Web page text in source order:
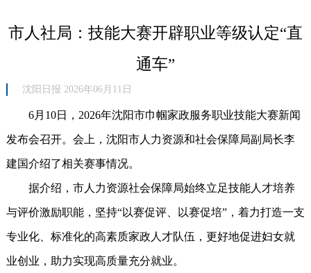
市人社局：技能大赛开辟职业等级认定“直
通车”
沈阳日报 2026年06月11日
6月10日，2026年沈阳市巾帼家政服务职业技能大赛新闻
发布会召开。会上，沈阳市人力资源和社会保障局副局长李
建国介绍了相关赛事情况。
据介绍，市人力资源社会保障局始终立足技能人才培养
与评价激励职能，坚持“以赛促评、以赛促培”，着力打造一支
专业化、标准化的高素质家政人才队伍，更好地促进妇女就
业创业，助力实现高质量充分就业。